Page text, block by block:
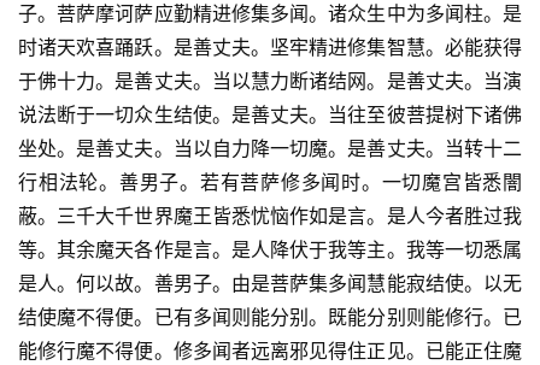
子。菩萨摩诃萨应勤精进修集多闻。诸众生中为多闻柱。是
时诸天欢喜踊跃。是善丈夫。坚牢精进修集智慧。必能获得
于佛十力。是善丈夫。当以慧力断诸结网。是善丈夫。当演
说法断于一切众生结使。是善丈夫。当往至彼菩提树下诸佛
坐处。是善丈夫。当以自力降一切魔。是善丈夫。当转十二
行相法轮。善男子。若有菩萨修多闻时。一切魔宫皆悉闇
蔽。三千大千世界魔王皆悉忧恼作如是言。是人今者胜过我
等。其余魔天各作是言。是人降伏于我等主。我等一切悉属
是人。何以故。善男子。由是菩萨集多闻慧能寂结使。以无
结使魔不得便。已有多闻则能分别。既能分别则能修行。已
能修行魔不得便。修多闻者远离邪见得住正见。已能正住魔